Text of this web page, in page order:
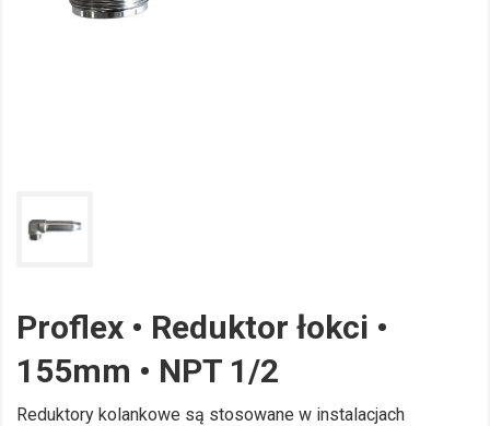
Proflex • Reduktor łokci •
155mm • NPT 1/2
Reduktory kolankowe są stosowane w instalacjach